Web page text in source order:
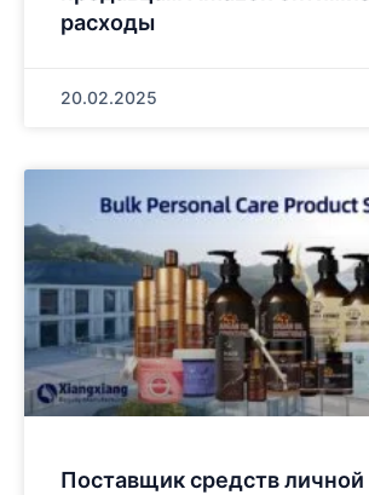
расходы
20.02.2025
Поставщик средств личной